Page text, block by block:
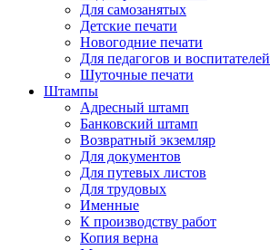
Для самозанятых
Детские печати
Новогодние печати
Для педагогов и воспитателей
Шуточные печати
Штампы
Адресный штамп
Банковский штамп
Возвратный экземляр
Для документов
Для путевых листов
Для трудовых
Именные
К производству работ
Копия верна